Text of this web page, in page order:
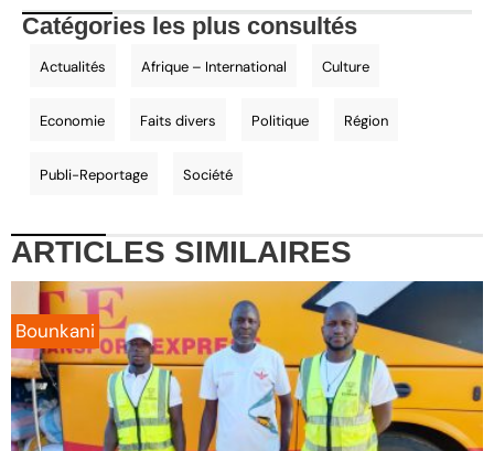
Catégories les plus consultés
Actualités Afrique – International Culture
Economie Faits divers Politique Région
Publi-Reportage Société
ARTICLES SIMILAIRES
Bounkani